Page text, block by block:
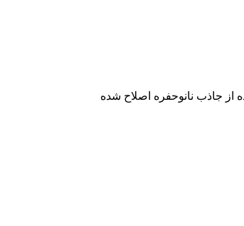
از جاذب نانوحفره اصلاح شده